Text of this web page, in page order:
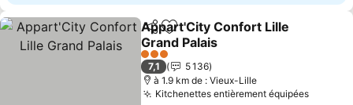
PartagerAjouter à mes favoris
Appart'City Confort Lille
Grand Palais
Consulter les prix
3 Étoiles
7,1
5 136
à 1.9 km de : Vieux-Lille
Kitchenettes entièrement équipées